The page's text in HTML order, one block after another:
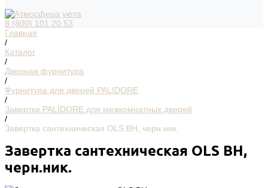
8 (800) 101 20 53
Главная
/
Каталог
/
Дверная фурнитура
/
Фурнитура для дверей PALIDORE
/
Завертки PALIDORE для межкомнатных дверей
/
Завертка сантехническая OLS BH, черн.ник.
Завертка сантехническая OLS BH,
черн.ник.